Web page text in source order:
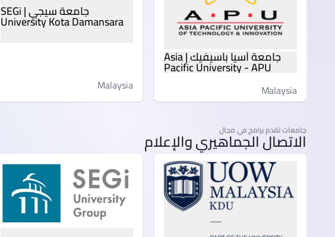
جامعة آسيا باسيفيك | Asia
Pacific University - APU
Malaysia
جامعة سيجي | SEGi
University Kota Damansara
Malaysia
جامعات تقدم برامج في مجال
الاتصال الجماهيري والإعلام